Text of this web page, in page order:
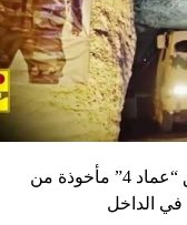
“النهار” تكشف حقيقة صور في فيديو نفق “عماد 4” مأخوذة من
في الداخل